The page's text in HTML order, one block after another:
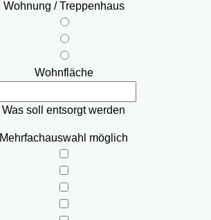
Wohnung / Treppenhaus
Wohnfläche
Was soll entsorgt werden
Mehrfachauswahl möglich